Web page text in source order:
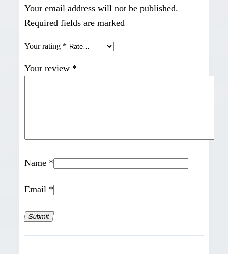
Your email address will not be published.
Required fields are marked
Your rating *
Your review *
Name *
Email *